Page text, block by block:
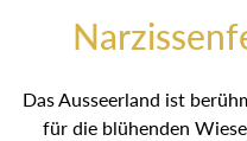
Das Ausseerland ist
und für die blühenden